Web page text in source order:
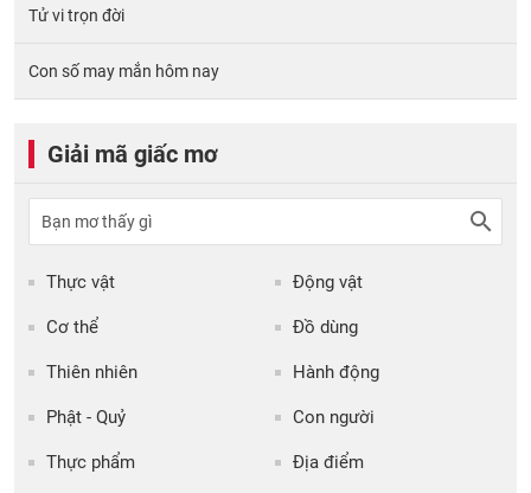
Tử vi trọn đời
Con số may mắn hôm nay
Giải mã giấc mơ
Thực vật Động vật
Cơ thể Đồ dùng
Thiên nhiên Hành động
Phật - Quỷ Con người
Thực phẩm Địa điểm